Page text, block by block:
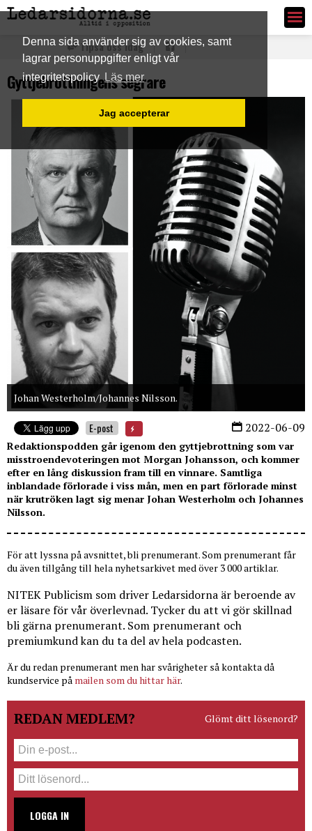
Denna sida använder sig av cookies, samt
lagrar personuppgifter enligt vår
integritetspolicyLäs mer
Jag accepterar
Ledarsidorna.se
Tipsa oss idag
Gyttjebrottningens segrare
Johan Westerholm/Johannes Nilsson.
2022-06-09
E-post
Redaktionspodden går igenom den gyttjebrottning som var
misstroendevoteringen mot Morgan Johansson, och kommer
efter en lång diskussion fram till en vinnare. Samtliga
inblandade förlorade i viss mån, men en part förlorade minst
när krutröken lagt sig menar Johan Westerholm och Johannes
Nilsson.
För att lyssna på avsnittet, bli prenumerant. Som prenumerant får
du även tillgång till hela nyhetsarkivet med över 3 000 artiklar.
NITEK Publicism som driver Ledarsidorna är beroende av
er läsare för vår överlevnad. Tycker du att vi gör skillnad
bli gärna prenumerant. Som prenumerant och
premiumkund kan du ta del av hela podcasten.
Är du redan prenumerant men har svårigheter så kontakta då
kundservice på mailen som du hittar här.
REDAN MEDLEM? Glömt ditt lösenord?
LOGGA IN